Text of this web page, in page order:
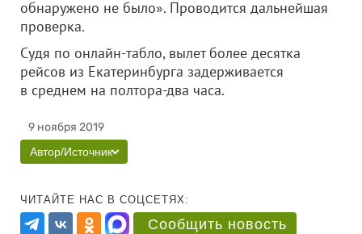
обнаружено не было». Проводится дальнейшая
проверка.
Судя по онлайн-табло, вылет более десятка
рейсов из Екатеринбурга задерживается
в среднем на полтора-два часа.
9 ноября 2019
Автор/Источник
ЧИТАЙТЕ НАС В СОЦСЕТЯХ:
Сообщить новость